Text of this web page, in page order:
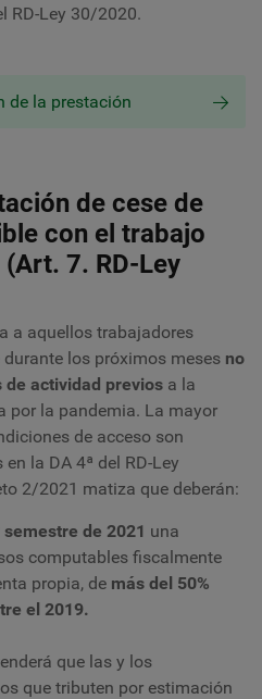
RD-Ley 30/2020.
de la prestación
de cese de
con el trabajo
7. RD-Ley
a aquellos trabajadores
los próximos meses no
de actividad previos a la
por la pandemia. La mayor
de acceso son
la DA 4ª del RD-Ley
2/2021 matiza que deberán:
semestre de 2021 una
computables fiscalmente
propia, de más del 50%
el 2019.
que las y los
que tributen por estimación